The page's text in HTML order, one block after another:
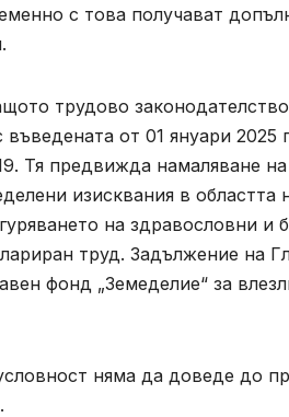
с това получават
трудово
от 01 януари 2025
Тя предвижда намаляване
изисквания в областта
на здравословни и
труд. Задължение на
фонд „Земеделие“ за
няма да доведе до